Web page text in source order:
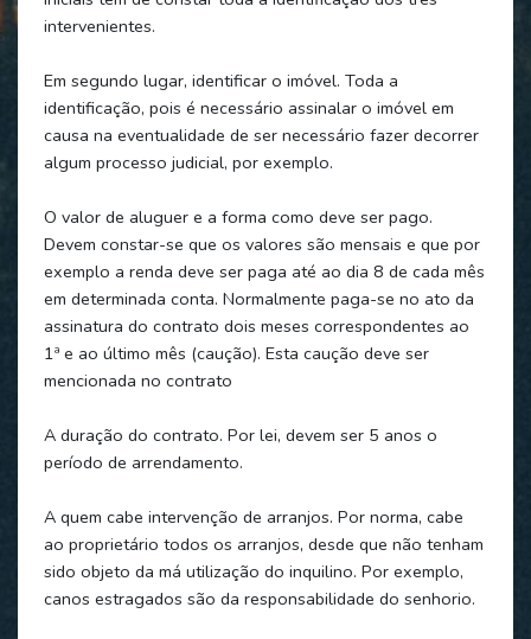
intervenientes.
Em segundo lugar, identificar o imóvel. Toda a
identificação, pois é necessário assinalar o imóvel em
causa na eventualidade de ser necessário fazer decorrer
algum processo judicial, por exemplo.
O valor de aluguer e a forma como deve ser pago.
Devem constar-se que os valores são mensais e que por
exemplo a renda deve ser paga até ao dia 8 de cada mês
em determinada conta. Normalmente paga-se no ato da
assinatura do contrato dois meses correspondentes ao
1ª e ao último mês (caução). Esta caução deve ser
mencionada no contrato
A duração do contrato. Por lei, devem ser 5 anos o
período de arrendamento.
A quem cabe intervenção de arranjos. Por norma, cabe
ao proprietário todos os arranjos, desde que não tenham
sido objeto da má utilização do inquilino. Por exemplo,
canos estragados são da responsabilidade do senhorio.